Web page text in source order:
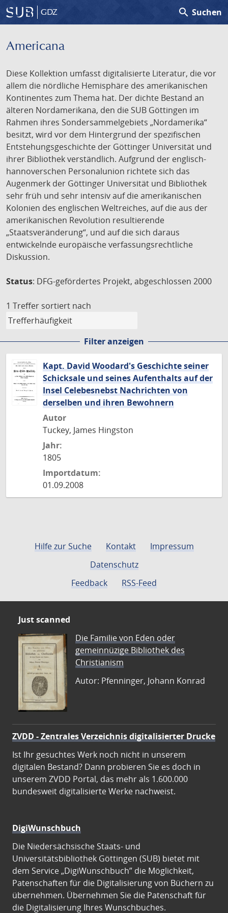
GDZ search Suchen
Americana
Diese Kollektion umfasst digitalisierte Literatur, die vor
allem die nördliche Hemisphäre des amerikanischen
Kontinentes zum Thema hat. Der dichte Bestand an
älteren Nordamerikana, den die SUB Göttingen im
Rahmen ihres Sondersammelgebiets „Nordamerika“
besitzt, wird vor dem Hintergrund der spezifischen
Entstehungsgeschichte der Göttinger Universität und
ihrer Bibliothek verständlich. Aufgrund der englisch-
hannoverschen Personalunion richtete sich das
Augenmerk der Göttinger Universität und Bibliothek
sehr früh und sehr intensiv auf die amerikanischen
Kolonien des englischen Weltreiches, auf die aus der
amerikanischen Revolution resultierende
„Staatsveränderung“, und auf die sich daraus
entwickelnde europäische verfassungsrechtliche
Diskussion.
Status: DFG-gefördertes Projekt, abgeschlossen 2000
1 Treffer sortiert nach
Filter anzeigen
Kapt. David Woodard's Geschichte seiner
Schicksale und seines Aufenthalts auf der
Insel Celebesnebst Nachrichten von
derselben und ihren Bewohnern
Autor
Tuckey, James Hingston
Jahr:
1805
Importdatum:
01.09.2008
Hilfe zur Suche Kontakt
Impressum
Datenschutz
Feedback
RSS-Feed
Just scanned
Die Familie von Eden oder
gemeinnüzige Bibliothek des
Christianism
Autor: Pfenninger, Johann Konrad
ZVDD - Zentrales Verzeichnis digitalisierter Drucke
Ist Ihr gesuchtes Werk noch nicht in unserem
digitalen Bestand? Dann probieren Sie es doch in
unserem ZVDD Portal, das mehr als 1.600.000
bundesweit digitalisierte Werke nachweist.
DigiWunschbuch
Die Niedersächsische Staats- und
Universitätsbibliothek Göttingen (SUB) bietet mit
dem Service „DigiWunschbuch” die Möglichkeit,
Patenschaften für die Digitalisierung von Büchern zu
übernehmen. Übernehmen Sie die Patenschaft für
die Digitalisierung Ihres Wunschbuches.